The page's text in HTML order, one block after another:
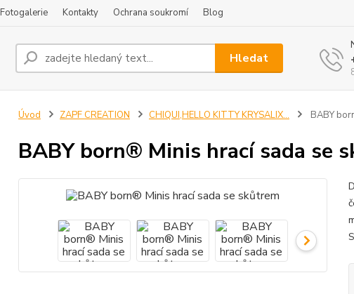
Fotogalerie Kontakty Ochrana soukromí Blog
Hledat
Úvod ZAPF CREATION CHIQUI,HELLO KITTY KRYSALIX... BABY
BABY born® Minis hrací sada se